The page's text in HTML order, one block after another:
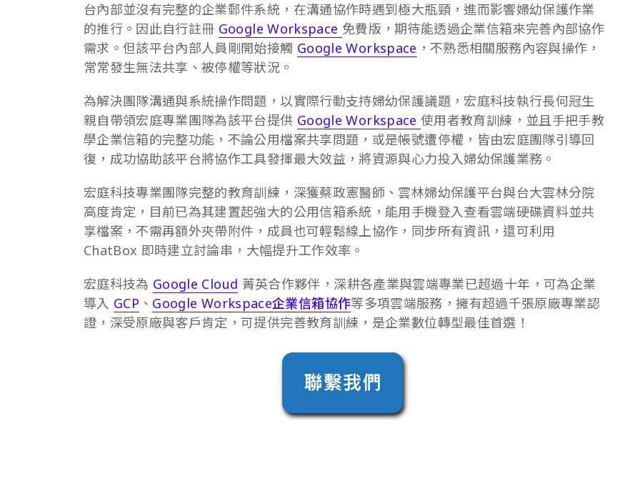
台內部並沒有完整的企業郵件系統，在溝通協作時遇到極大瓶頸，進而影響婦幼保護作業
的推行。因此自行註冊 Google Workspace 免費版，期待能透過企業信箱來完善內部協作
需求。但該平台內部人員剛開始接觸 Google Workspace ，不熟悉相關服務內容與操作，
常常發生無法共享、被停權等狀況。
為解決團隊溝通與系統操作問題，以實際行動支持婦幼保護議題，宏庭科技執行長何冠生
親自帶領宏庭專業團隊為該平台提供 Google Workspace使用者教育訓練，並且手把手教
學企業信箱的完整功能，不論公用檔案共享問題，或是帳號遭停權，皆由宏庭團隊引導回
復，成功協助該平台將協作工具發揮最大效益，將資源與心力投入婦幼保護業務。
宏庭科技專業團隊完整的教育訓練，深獲蔡政憲醫師、雲林婦幼保護平台與台大雲林分院
高度肯定，目前已為其建置起強大的公用信箱系統，能用手機登入查看雲端硬碟資料並共
享檔案，不需再額外夾帶附件，成員也可輕鬆線上協作，同步所有資訊，還可利用
ChatBox 即時建立討論串，大幅提升工作效率。
宏庭科技為 Google Cloud 菁英合作夥伴，深耕各產業與雲端專業已超過十年，可為企業
導入 GCP 、 Google Workspace企業信箱協作等多項雲端服務，擁有超過千張原廠專業認
證，深受原廠與客戶肯定，可提供完善教育訓練，是企業數位轉型最佳首選！